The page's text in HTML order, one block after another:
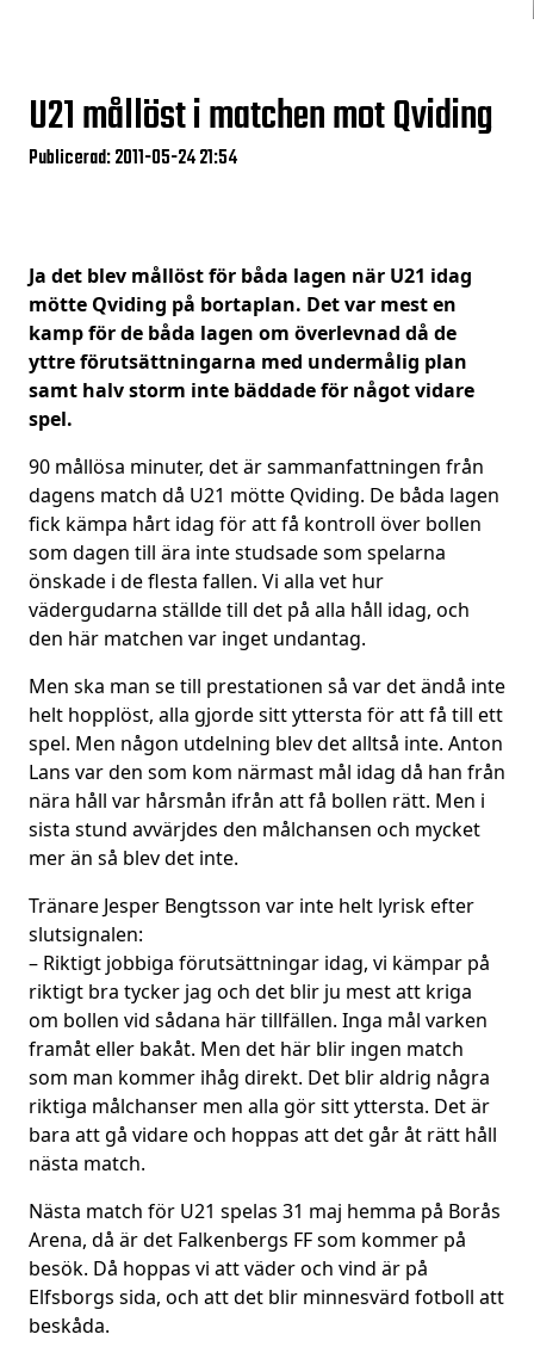
U21 mållöst i matchen mot Qviding
Publicerad: 2011-05-24 21:54
Ja det blev mållöst för båda lagen när U21 idag
mötte Qviding på bortaplan. Det var mest en
kamp för de båda lagen om överlevnad då de
yttre förutsättningarna med undermålig plan
samt halv storm inte bäddade för något vidare
spel.
90 mållösa minuter, det är sammanfattningen från
dagens match då U21 mötte Qviding. De båda lagen
fick kämpa hårt idag för att få kontroll över bollen
som dagen till ära inte studsade som spelarna
önskade i de flesta fallen. Vi alla vet hur
vädergudarna ställde till det på alla håll idag, och
den här matchen var inget undantag.
Men ska man se till prestationen så var det ändå inte
helt hopplöst, alla gjorde sitt yttersta för att få till ett
spel. Men någon utdelning blev det alltså inte. Anton
Lans var den som kom närmast mål idag då han från
nära håll var hårsmån ifrån att få bollen rätt. Men i
sista stund avvärjdes den målchansen och mycket
mer än så blev det inte.
Tränare Jesper Bengtsson var inte helt lyrisk efter
slutsignalen:
– Riktigt jobbiga förutsättningar idag, vi kämpar på
riktigt bra tycker jag och det blir ju mest att kriga
om bollen vid sådana här tillfällen. Inga mål varken
framåt eller bakåt. Men det här blir ingen match
som man kommer ihåg direkt. Det blir aldrig några
riktiga målchanser men alla gör sitt yttersta. Det är
bara att gå vidare och hoppas att det går åt rätt håll
nästa match.
Nästa match för U21 spelas 31 maj hemma på Borås
Arena, då är det Falkenbergs FF som kommer på
besök. Då hoppas vi att väder och vind är på
Elfsborgs sida, och att det blir minnesvärd fotboll att
beskåda.